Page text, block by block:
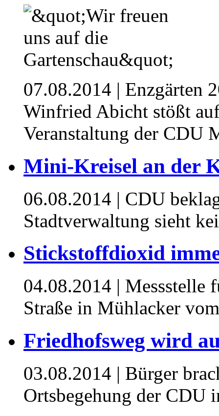
07.08.2014 | Enzgärten
Winfried Abicht stößt
Veranstaltung der CDU
Mini-Kreisel an der
06.08.2014 | CDU
Stadtverwaltung sieht
Stickstoffdioxid
04.08.2014 | Messstelle
Straße in Mühlacker
Friedhofsweg wird
03.08.2014 | Bürger
Ortsbegehung der CDU